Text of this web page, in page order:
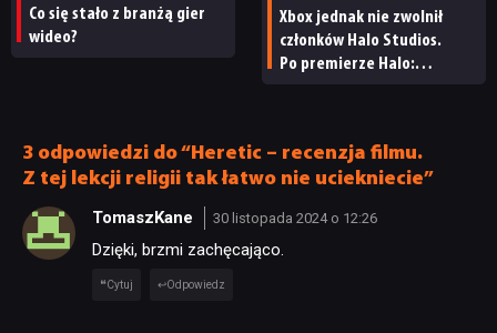
Co się stało z branżą gier
wideo?
Xbox jednak nie zwolnił
członków Halo Studios.
Po premierze Halo:
3 odpowiedzi do “Heretic – recenzja filmu.
Z tej lekcji religii tak łatwo nie uciekniecie”
TomaszKane 30 listopada 2024 o 12:26
Dzięki, brzmi zachęcająco.
Cytuj Odpowiedz